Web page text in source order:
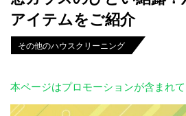
アイテムをご紹介
その他のハウスクリーニング
本ページはプロモーションが含まれ